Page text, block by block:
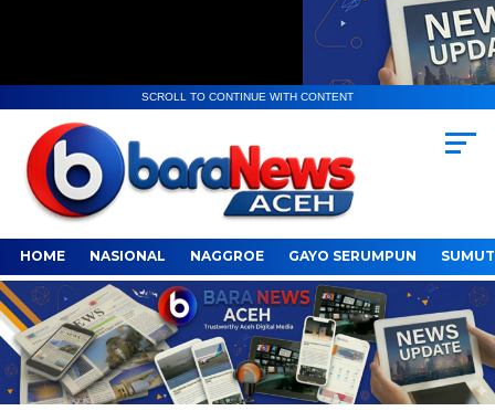
SCROLL TO CONTINUE WITH CONTENT
HOME NASIONAL NAGGROE GAYO SERUMPUN SUMUT